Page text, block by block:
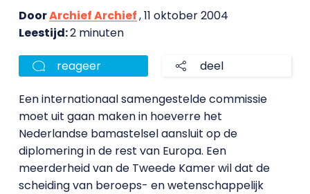
DoorArchief Archief, 11 oktober 2004
Leestijd:2 minuten
reageer deel
Een internationaal samengestelde commissie
moet uit gaan maken in hoeverre het
Nederlandse bamastelsel aansluit op de
diplomering in de rest van Europa. Een
meerderheid van de Tweede Kamer wil dat de
scheiding van beroeps- en wetenschappelijk